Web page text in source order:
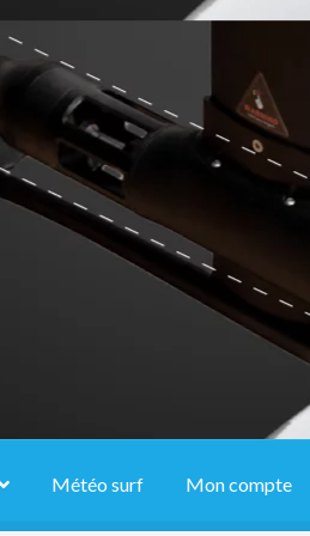
Météo surf Mon compte